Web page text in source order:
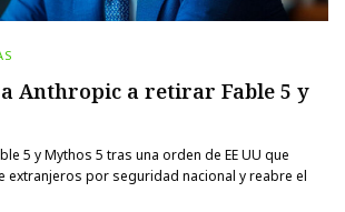
a Anthropic a retirar Fable 5 y
5 y Mythos 5 tras una orden de EE UU que
extranjeros por seguridad nacional y reabre el